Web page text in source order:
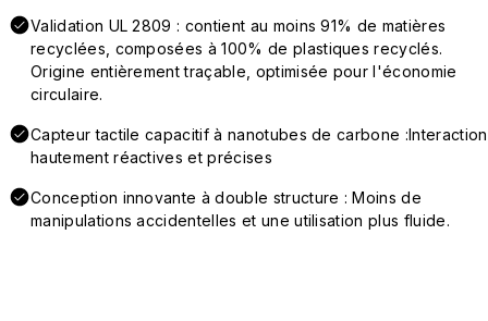
Validation UL 2809 : contient au moins 91% de matières
recyclées, composées à 100% de plastiques recyclés.
Origine entièrement traçable, optimisée pour l'économie
circulaire.
Capteur tactile capacitif à nanotubes de carbone
hautement réactives et précises
Conception innovante à double structure : Moins de
manipulations accidentelles et une utilisation plus fluide.